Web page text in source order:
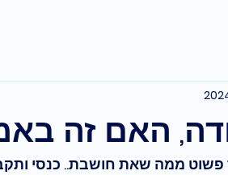
האם זה
פשוט ממה שאת חושבת.. כנסי